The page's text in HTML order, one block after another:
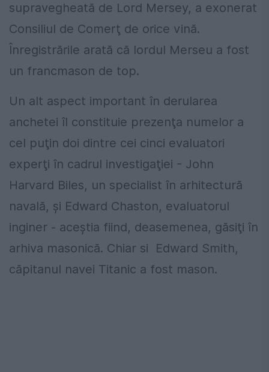
supravegheată de Lord Mersey, a exonerat
Consiliul de Comerţ de orice vină.
Înregistrările arată că lordul Merseu a fost
un francmason de top.
Un alt aspect important în derularea
anchetei îl constituie prezenţa numelor a
cel puţin doi dintre cei cinci evaluatori
experţi în cadrul investigaţiei - John
Harvard Biles, un specialist în arhitectură
navală, şi Edward Chaston, evaluatorul
inginer - aceştia fiind, deasemenea, găsiţi în
arhiva masonică. Chiar si Edward Smith,
căpitanul navei Titanic a fost mason.